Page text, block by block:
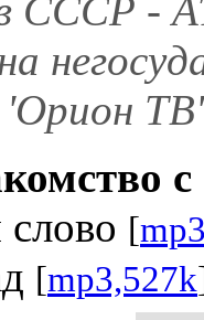
СССР -
с
[
[mp3,527k